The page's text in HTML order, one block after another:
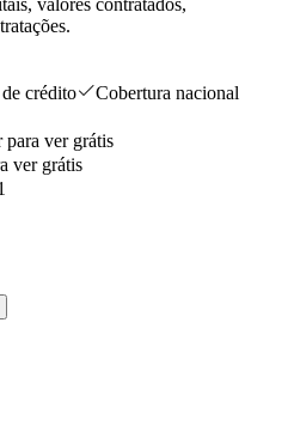
crédito
Cobertura nacional
para ver grátis
ver grátis